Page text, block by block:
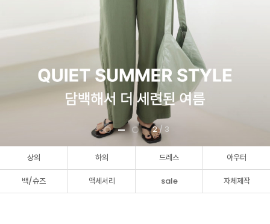
3/ 3
상의 하의 드레스 아우터
백/슈즈 액세서리 sale 자체제작